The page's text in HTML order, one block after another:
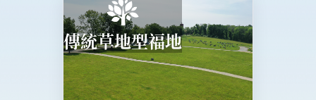
傳統草地型福地